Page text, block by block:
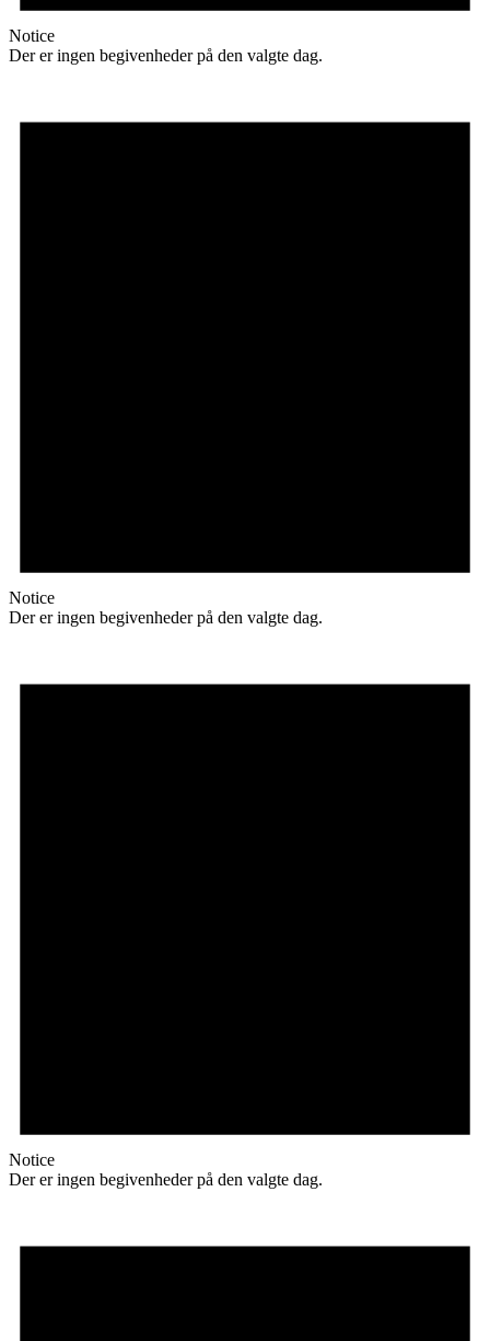
Notice
Der er ingen begivenheder på den valgte dag.
Notice
Der er ingen begivenheder på den valgte dag.
Notice
Der er ingen begivenheder på den valgte dag.